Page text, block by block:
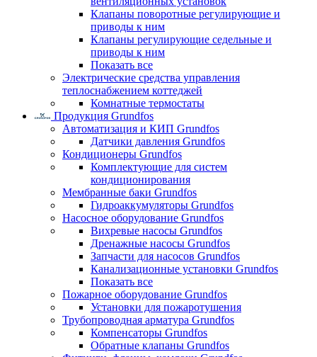
Клапаны поворотные регулирующие и
приводы к ним
Клапаны регулирующие седельные и
приводы к ним
Показать все
Электрические средства управления
теплоснабжением коттеджей
Комнатные термостаты
Продукция Grundfos
Автоматизация и КИП Grundfos
Датчики давления Grundfos
Кондиционеры Grundfos
Комплектующие для систем
кондиционирования
Мембранные баки Grundfos
Гидроаккумуляторы Grundfos
Насосное оборудование Grundfos
Вихревые насосы Grundfos
Дренажные насосы Grundfos
Запчасти для насосов Grundfos
Канализационные установки Grundfos
Показать все
Пожарное оборудование Grundfos
Установки для пожаротушения
Трубопроводная арматура Grundfos
Компенсаторы Grundfos
Обратные клапаны Grundfos